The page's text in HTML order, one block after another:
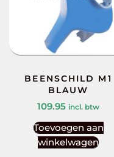
BEENSCHILD M1
BLAUW
109.95 incl. btw
Toevoegen aan
winkelwagen